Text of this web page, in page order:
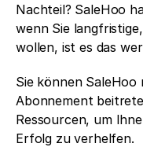
Nachteil? SaleHoo
wenn Sie
wollen, ist es das
Sie können
Abonnement
Ressourcen, um
Erfolg zu verhelfen.